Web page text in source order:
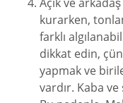
kurarken,
farklı
dikkat edin,
yapmak ve
vardır. Kaba ve